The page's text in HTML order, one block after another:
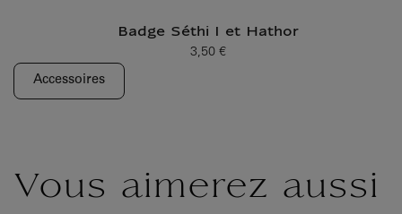
Badge Séthi I et Hathor
Prix ​​actuel
3,50 €
Accessoires
Vous aimerez aussi